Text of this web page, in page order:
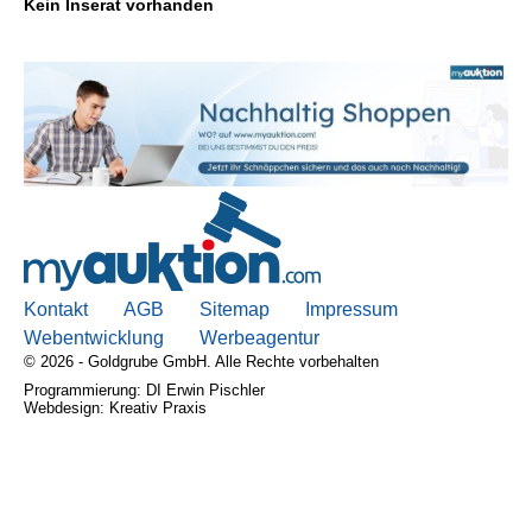
AGB, Nutzungsbedingungen
Impressum
Kein Inserat vorhanden
Kontakt AGB Sitemap
Impressum
Webentwicklung
Werbeagentur
© 2026 - Goldgrube GmbH. Alle Rechte vorbehalten
Programmierung: DI Erwin Pischler
Webdesign: Kreativ Praxis